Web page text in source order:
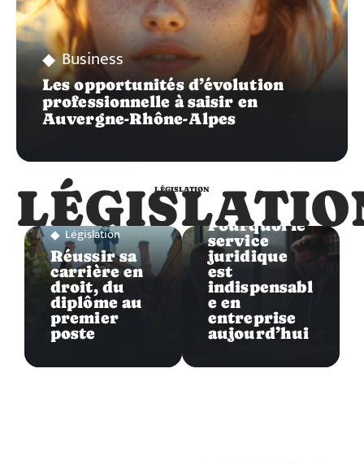
Business
Les opportunités d’évolution
professionnelle à saisir en
Auvergne-Rhône-Alpes
LÉGISLATION
Législation
Réussir sa
carrière en
droit, du
diplôme au
premier
poste
Législation
Pourquoi le
service
juridique
est
indispensabl
e en
entreprise
aujourd’hui